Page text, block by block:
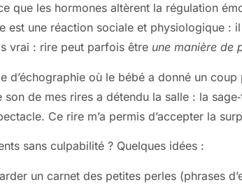
que les hormones altèrent la régulation
est une réaction sociale et physiologique :
vrai : rire peut parfois être une manière de
d’échographie où le bébé a donné un
son de mes rires a détendu la salle : la
Ce rire m’a permis d’accepter la
sans culpabilité ? Quelques idées :
un carnet des petites perles (phrases